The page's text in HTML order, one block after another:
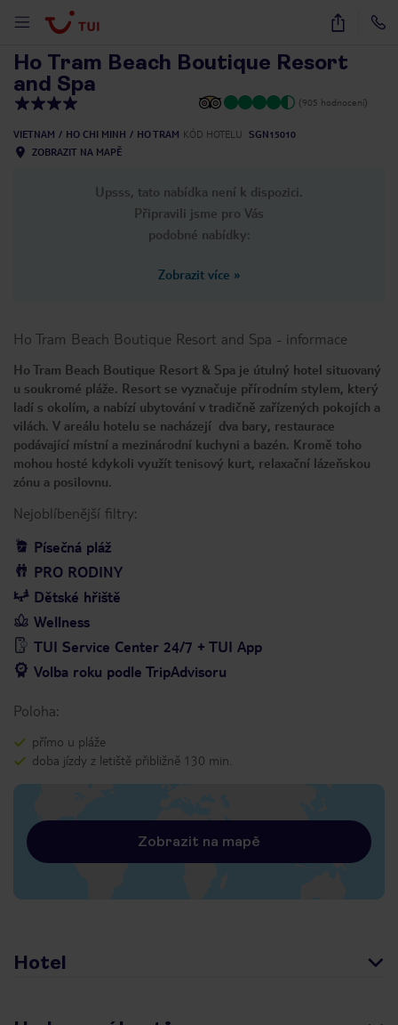
39
Ho Tram Beach Boutique Resort
and Spa
(905 hodnocení)
VIETNAM HO CHI MINH HO TRAM KÓD HOTELU
SGN15010
ZOBRAZIT NA MAPĚ
Upsss, tato nabídka není k dispozici.
Připravili jsme pro Vás
podobné nabídky:
Zobrazit více »
Ho Tram Beach Boutique Resort and Spa - informace
Ho Tram Beach Boutique Resort & Spa je útulný hotel situovaný
u soukromé pláže. Resort se vyznačuje přírodním stylem, který
ladí s okolím, a nabízí ubytování v tradičně zařízených pokojích a
vilách. V areálu hotelu se nacházejí dva bary, restaurace
podávající místní a mezinárodní kuchyni a bazén. Kromě toho
mohou hosté kdykoli využít tenisový kurt, relaxační lázeňskou
zónu a posilovnu.
Nejoblíbenější filtry:
Písečná pláž
PRO RODINY
Dětské hřiště
Wellness
TUI Service Center 24/7 + TUI App
Volba roku podle TripAdvisoru
Poloha:
přímo u pláže
doba jízdy z letiště přibližně 130 min.
Zobrazit na mapě
Hotel